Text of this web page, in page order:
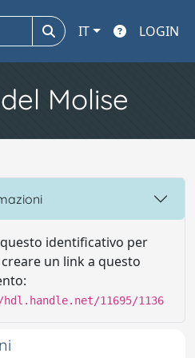
IT LOGIN
Molise
identificativo per
un link a questo
11695/1136